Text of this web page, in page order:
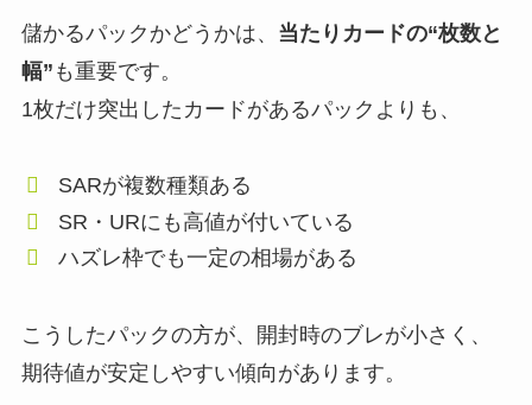
儲かるパックかどうかは、 当たりカードの“枚数と
幅” も重要です。
1枚だけ突出したカードがあるパックよりも、
SARが複数種類ある
SR・URにも高値が付いている
ハズレ枠でも一定の相場がある
こうしたパックの方が、開封時のブレが小さく、
期待値が安定しやすい傾向があります。